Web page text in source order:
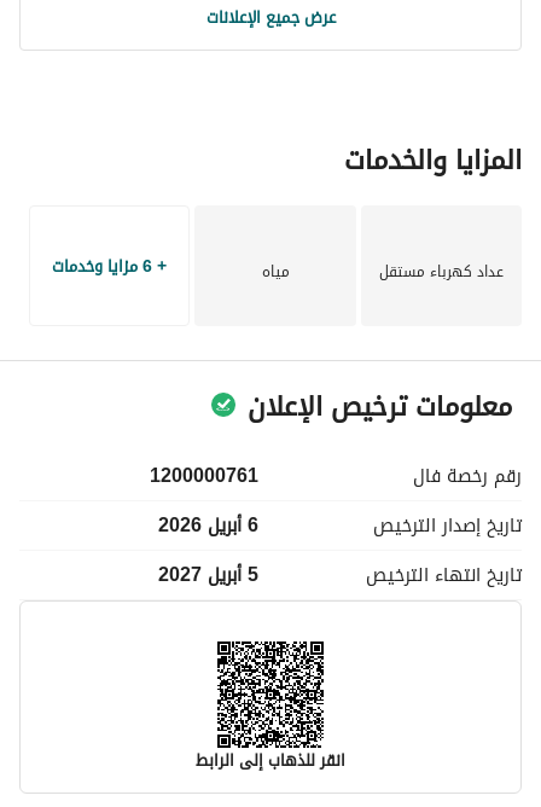
عرض جميع الإعلانات
المزايا والخدمات
عداد كهرباء مستقل مياه + 6 مزايا وخدمات
معلومات ترخيص الإعلان
رقم رخصة فال
1200000761
تاريخ إصدار الترخيص
6 أبريل 2026
تاريخ انتهاء الترخيص 5 أبريل 2027
انقر للذهاب إلى الرابط